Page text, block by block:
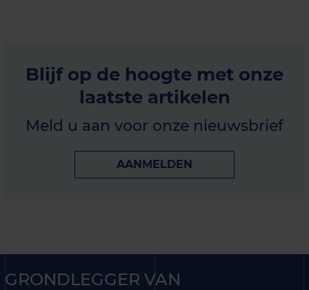
Blijf op de hoogte met onze
laatste artikelen
Meld u aan voor onze nieuwsbrief
AANMELDEN
GRONDLEGGER VAN